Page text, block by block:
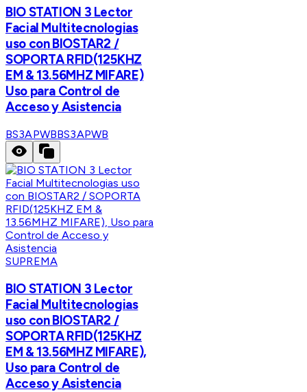
BIO STATION 3 Lector
Facial Multitecnologias
uso con BIOSTAR2 /
SOPORTA RFID(125KHZ
EM & 13.56MHZ MIFARE)
Uso para Control de
Acceso y Asistencia
BS3APWBBS3APWB
SUPREMA
BIO STATION 3 Lector
Facial Multitecnologias
uso con BIOSTAR2 /
SOPORTA RFID(125KHZ
EM & 13.56MHZ MIFARE),
Uso para Control de
Acceso y Asistencia